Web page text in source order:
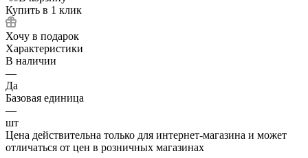
Купить в 1 клик
Хочу в подарок
Характеристики
В наличии
—
Да
Базовая единица
—
шт
Цена действительна только для интернет-магазина и может
отличаться от цен в розничных магазинах